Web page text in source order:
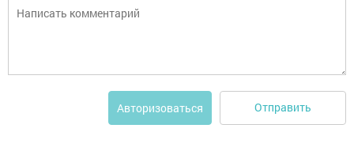
Авторизоваться Отправить